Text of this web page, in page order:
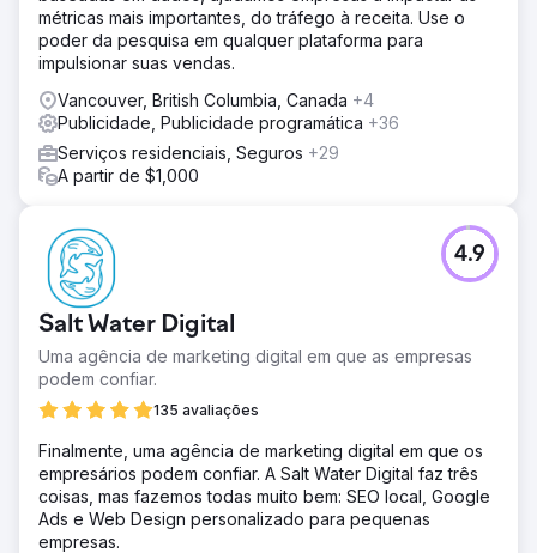
métricas mais importantes, do tráfego à receita. Use o
poder da pesquisa em qualquer plataforma para
impulsionar suas vendas.
Vancouver, British Columbia, Canada +4
Publicidade, Publicidade programática +36
Serviços residenciais, Seguros +29
A partir de $1,000
Salt Water Digital
Uma agência de marketing digital em que as empresas
podem confiar.
135 avaliações
4.9
Finalmente, uma agência de marketing digital em que os
empresários podem confiar. A Salt Water Digital faz três
coisas, mas fazemos todas muito bem: SEO local, Google
Ads e Web Design personalizado para pequenas
empresas.